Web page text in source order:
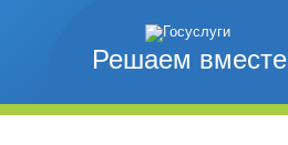
Решаем вместе